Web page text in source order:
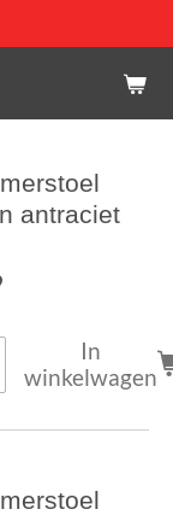
antraciet
In
winkelwagen